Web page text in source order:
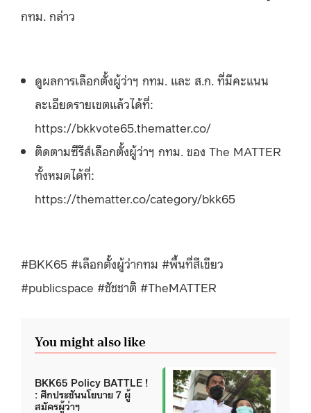
กทม. กล่าว
ดูผลการเลือกตั้งผู้ว่าฯ กทม. และ ส.ก. ที่มีคะแนน
ละเอียดรายเขตแล้วได้ที่:
https://bkkvote65.thematter.co/
ติดตามซีรีส์เลือกตั้งผู้ว่าฯ กทม. ของ The MATTER
ทั้งหมดได้ที่:
https://thematter.co/category/bkk65
#BKK65 #เลือกตั้งผู้ว่ากทม #พื้นที่สีเขียว
#publicspace #ชัชชาติ #TheMATTER
You might also like
BKK65 Policy BATTLE !
: ศึกประชันนโยบาย 7 ผู้
สมัครผู้ว่าฯ